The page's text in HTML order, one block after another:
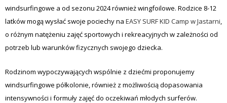
windsurfingowe a od sezonu 2024 również wingfoilowe. Rodzice 8-12
latków mogą wysłać swoje pociechy na EASY SURF KID Camp w Jastarni,
o różnym natężeniu zajęć sportowych i rekreacyjnych w zależności od
potrzeb lub warunków fizycznych swojego dziecka.
Rodzinom wypoczywających wspólnie z dziećmi proponujemy
windsurfingowe półkolonie, również z możliwością dopasowania
intensywności i formuły zajęć do oczekiwań młodych surferów.